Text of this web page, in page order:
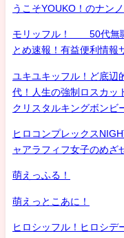
うこそYOUKO！のナン
モリッフル！ 50代無職
とめ速報！有益便利情
ユキユキッフル！ど底辺
代！人生の強制ロスカッ
クリスタルキングボンビ
ヒロコンプレックス
ャアラフィフ女子のめざ
萌えっふる！
萌えっとこあに！
ヒロシッフル！ヒロシデ